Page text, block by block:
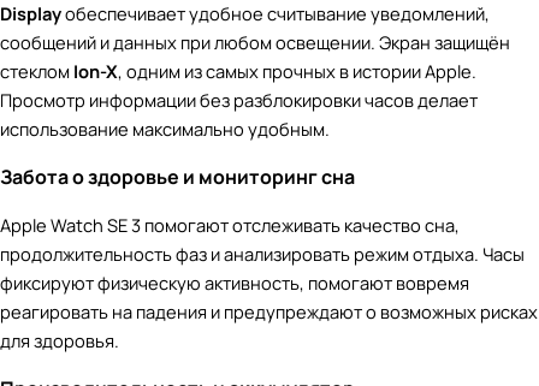
Displayобеспечивает удобное считывание уведомлений,
сообщений и данных при любом освещении. Экран защищён
стеклом Ion-X, одним из самых прочных в истории Apple.
Просмотр информации без разблокировки часов делает
использование максимально удобным.
Забота о здоровье и мониторинг сна
Apple Watch SE 3 помогают отслеживать качество сна,
продолжительность фаз и анализировать режим отдыха. Часы
фиксируют физическую активность, помогают вовремя
реагировать на падения и предупреждают о возможных рисках
для здоровья.